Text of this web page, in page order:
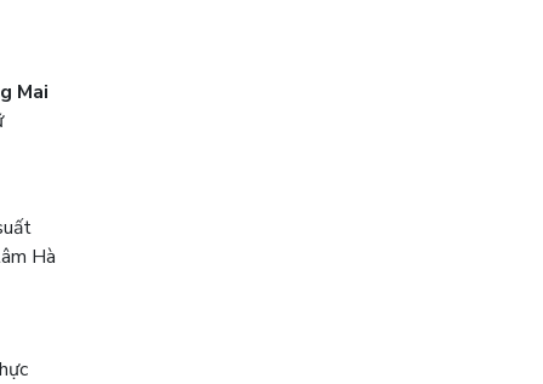
Mai
Hà